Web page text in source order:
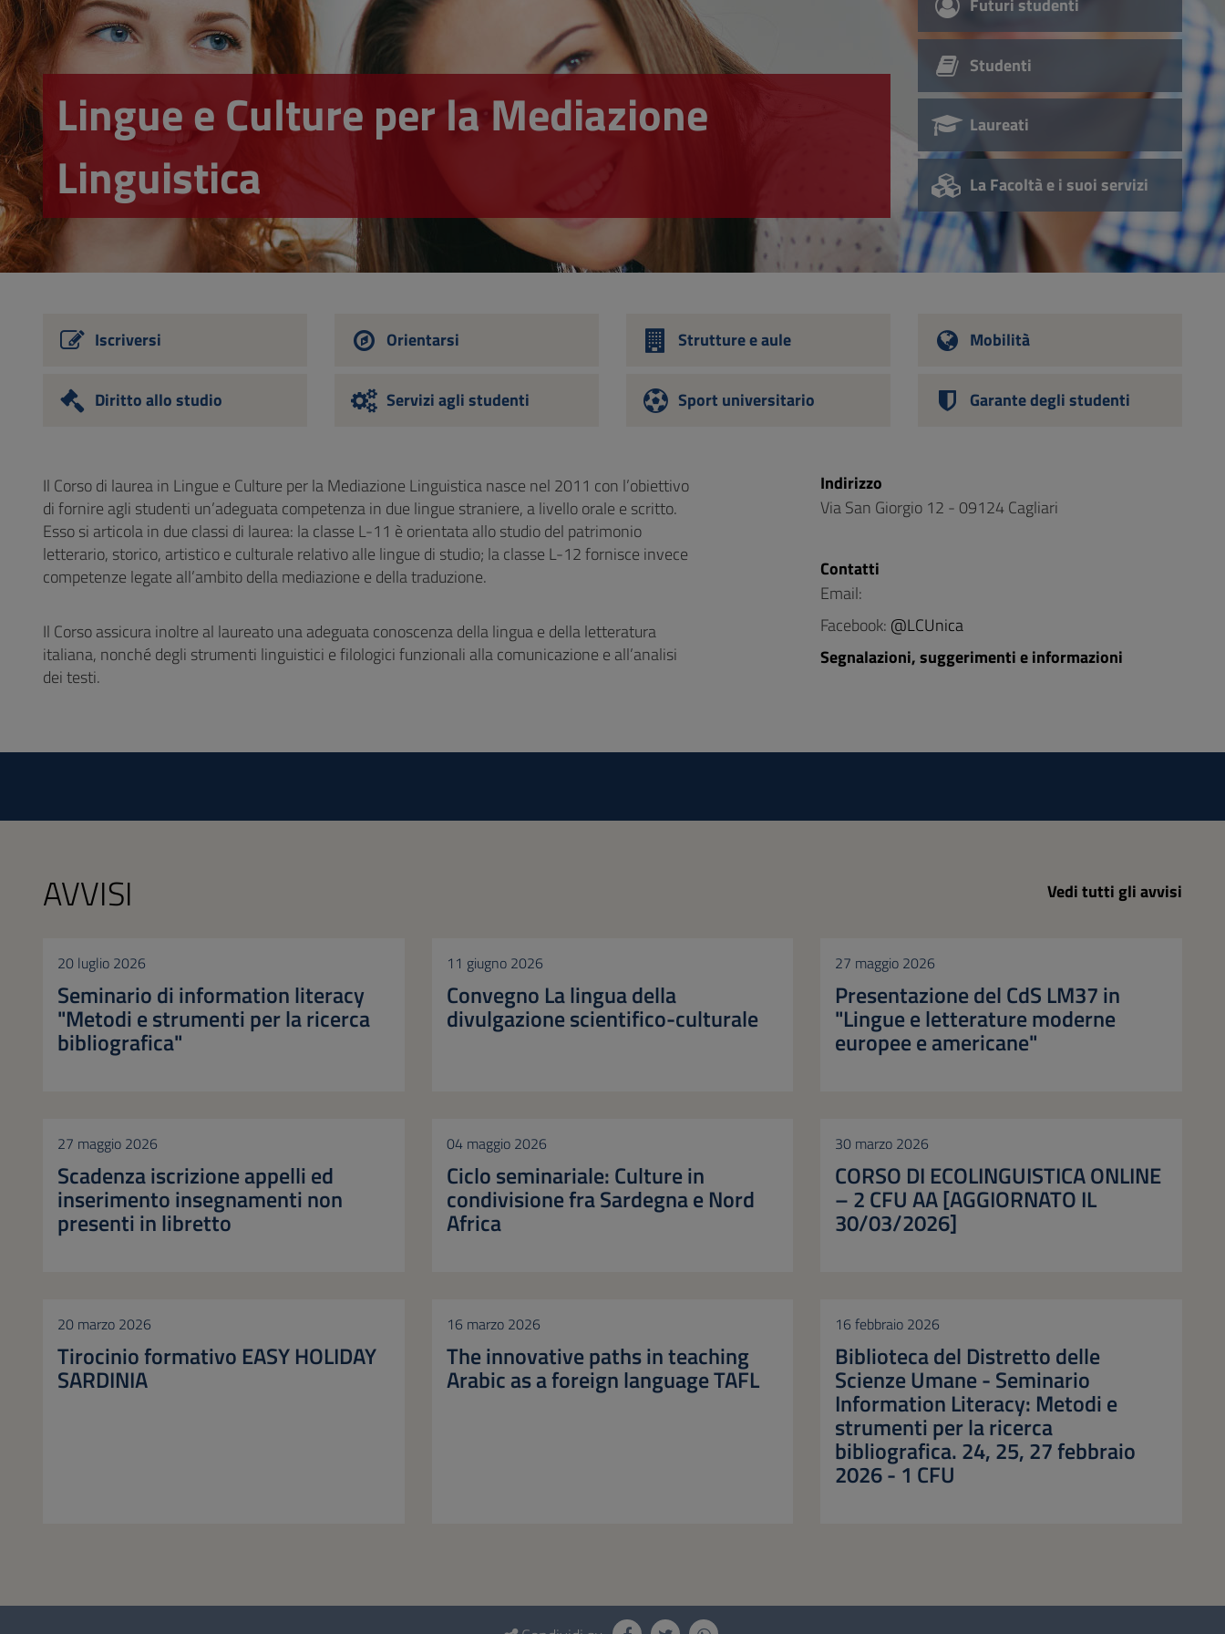
Vai
al
Footer
Lingue e Culture per la Mediazione
Linguistica
Futuri studenti
Studenti
Laureati
La Facoltà e i suoi servizi
Iscriversi Orientarsi Strutture e aule Mobilità
Diritto allo studio Servizi agli studenti Sport universitario Garante degli studenti
Il Corso di laurea in Lingue e Culture per la Mediazione Linguistica nasce nel 2011 con l’obiettivo
di fornire agli studenti un’adeguata competenza in due lingue straniere, a livello orale e scritto.
Esso si articola in due classi di laurea: la classe L-11 è orientata allo studio del patrimonio
letterario, storico, artistico e culturale relativo alle lingue di studio; la classe L-12 fornisce invece
competenze legate all’ambito della mediazione e della traduzione.
Il Corso assicura inoltre al laureato una adeguata conoscenza della lingua e della letteratura
italiana, nonché degli strumenti linguistici e filologici funzionali alla comunicazione e all’analisi
dei testi.
Indirizzo
Via San Giorgio 12 - 09124 Cagliari
Contatti
Email:
Facebook: @LCUnica
Segnalazioni, suggerimenti e informazioni
AVVISI Vedi tutti gli avvisi
20 luglio 2026
Seminario di information literacy
"Metodi e strumenti per la ricerca
bibliografica"
11 giugno 2026
Convegno La lingua della
divulgazione scientifico-culturale
27 maggio 2026
Presentazione del CdS LM37 in
"Lingue e letterature moderne
europee e americane"
27 maggio 2026
Scadenza iscrizione appelli ed
inserimento insegnamenti non
presenti in libretto
04 maggio 2026
Ciclo seminariale: Culture in
condivisione fra Sardegna e Nord
Africa
30 marzo 2026
CORSO DI ECOLINGUISTICA ONLINE
– 2 CFU AA [AGGIORNATO IL
30/03/2026]
20 marzo 2026
Tirocinio formativo EASY HOLIDAY
SARDINIA
16 marzo 2026
The innovative paths in teaching
Arabic as a foreign language TAFL
16 febbraio 2026
Biblioteca del Distretto delle
Scienze Umane - Seminario
Information Literacy: Metodi e
strumenti per la ricerca
bibliografica. 24, 25, 27 febbraio
2026 - 1 CFU
Questionario